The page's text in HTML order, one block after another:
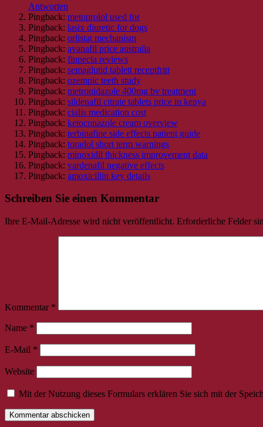
Antworten
Pingback: metoprolol used for
Pingback: lasix diuretic for dogs
Pingback: orlistat mechanism
Pingback: avanafil price australia
Pingback: finpecia reviews
Pingback: semaglutid tablett receptfritt
Pingback: ozempic teeth study
Pingback: metronidazole 400mg bv treatment
Pingback: sildenafil citrate tablets price in kenya
Pingback: cialis medication cost
Pingback: ketoconazole cream overview
Pingback: terbinafine side effects patient guide
Pingback: toradol short term warnings
Pingback: minoxidil thickness improvement data
Pingback: vardenafil negative effects
Pingback: amoxicillin key details
Schreiben Sie einen Kommentar
Ihre E-Mail-Adresse wird nicht veröffentlicht. Erforderliche Felder
Kommentar *
Name *
E-Mail *
Website
Mit der Nutzung dieses Formulars erklären Sie sich mit der